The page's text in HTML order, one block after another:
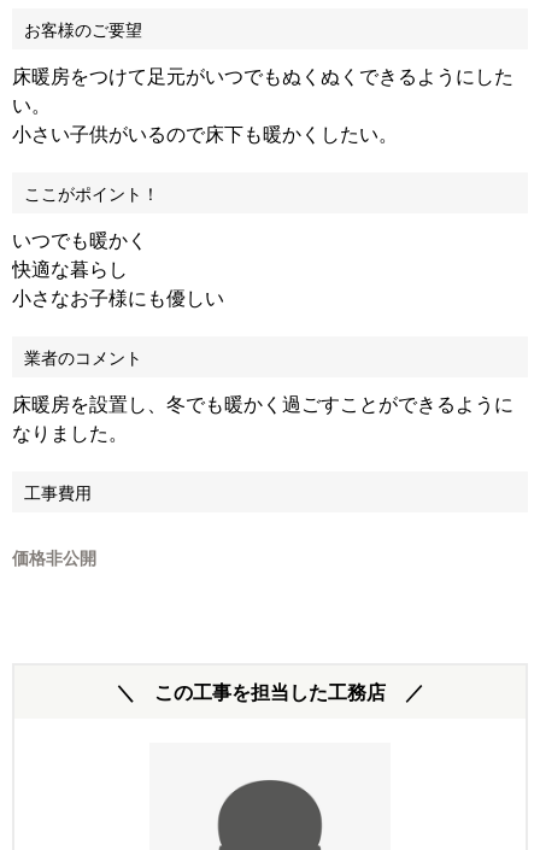
お客様のご要望
床暖房をつけて足元がいつでもぬくぬくできるようにした
い。
小さい子供がいるので床下も暖かくしたい。
ここがポイント！
いつでも暖かく
快適な暮らし
小さなお子様にも優しい
業者のコメント
床暖房を設置し、冬でも暖かく過ごすことができるように
なりました。
工事費用
価格非公開
＼ この工事を担当した工務店 ／